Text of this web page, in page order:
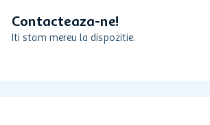
Contacteaza-ne!
Iti stam mereu la dispozitie.